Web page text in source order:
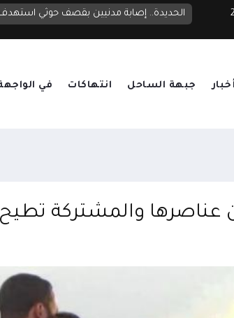
الحديدة.. إصابة مدنيين بقصف حوثي
أخبار جبهة الساحل انتهاكات في
والمشتركة تطيح